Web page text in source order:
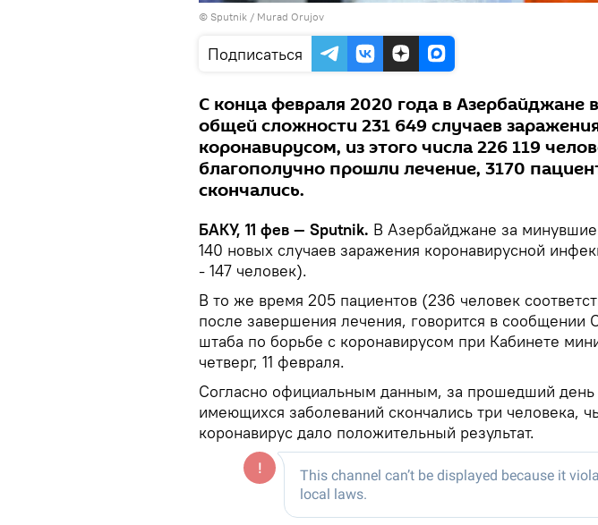
© Sputnik / Murad Orujov
Подписаться
С конца февраля 2020 года в Азербайджане
общей сложности 231 649 случаев
коронавирусом, из этого числа 226 119
благополучно прошли лечение, 3170
скончались.
БАКУ, 11 фев — Sputnik. В Азербайджане за
140 новых случаев заражения коронавирусной
- 147 человек).
В то же время 205 пациентов (236 человек
после завершения лечения, говорится в сообщении
штаба по борьбе с коронавирусом при Кабинете
четверг, 11 февраля.
Согласно официальным данным, за прошедший день
имеющихся заболеваний скончались три человека,
коронавирус дало положительный результат.